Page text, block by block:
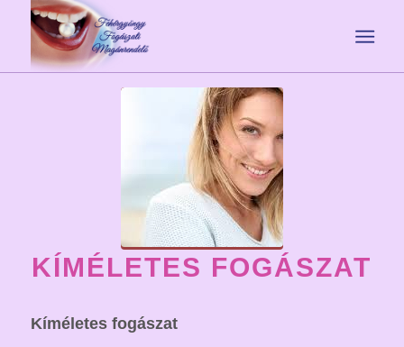
KÍMÉLETES FOGÁSZAT
Kíméletes fogászat